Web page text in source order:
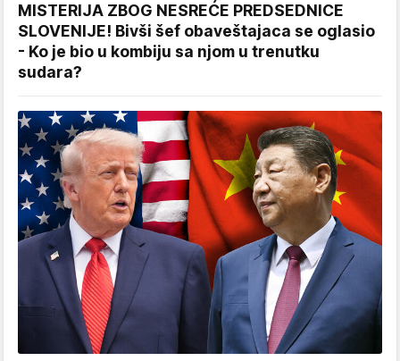
MISTERIJA ZBOG NESREĆE PREDSEDNICE
SLOVENIJE! Bivši šef obaveštajaca se oglasio
- Ko je bio u kombiju sa njom u trenutku
sudara?